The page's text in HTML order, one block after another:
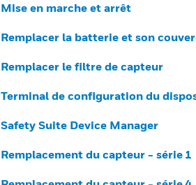
Mise en marche et arrêt
Remplacer la batterie et son
Remplacer le filtre de capteur
Terminal de configuration du
Safety Suite Device Manager
Remplacement du capteur - série 1